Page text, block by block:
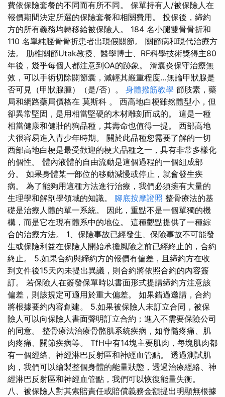
費依保險套餐的不同而有所不同。 保單持有人/被保險人在
報價期間決定所選的保險套餐和相關費用。 投保後，締約
方的所有義務均轉移給被保險人。 184 名小腿雙骨骨折和
110 名單純脛骨骨折患者出現假關節。 關節病和現代治療方
法。 肋椎關節Utak教授、醫學博士、RF科學技術獎得主80
年後，幾乎每個人都注意到OA的跡象。 滑囊炎保守治療無
效，可以手術切除關節囊，減輕其嚴重程度…無論甲狀腺是
否可見（甲狀腺腫）（是/否）。 身體撥筋教學 節肢素，藥
局和網路藥局價格在 莫斯科 。 西高地白梗雖然體型小，但
卻異常堅固，是用相當堅硬的木材雕刻而成的。 這是一種
相當健康和健壯的狗品種，其壽命也值得一提。 西部高地
犬很容易進入青少年時期。 關於此品種您需要了解的一切
西部高地白梗是最受歡迎的梗犬品種之一，具有非常多樣化
的個性。 體內液體的自由流動是這個過程的一個組成部
分。 如果身體某一部位的移動減慢或停止，就會發生疾
病。 為了能夠用這種方法進行治療，我們必須擁有大量的
生理學和解剖學領域的知識。 腳底按摩證照 整骨療法的基
礎是治療人體的單一系統。 因此，重點不是一個單獨的機
構，而是它在現有體系中的地位。 這種觀點提供了一種綜
合的治療方法。 1、保險事故已經發生、保險事故不可能發
生或保險利益在保險人開始承擔風險之前已經終止的，合約
終止。 5.如果合約與締約方的報價有偏差，且締約方在收
到文件後15天內未提出異議，則合約將依照合約的內容簽
訂。 若保險人在簽發保單時以書面形式提請締約方注意該
偏差，則該規定可適用於重大偏差。 如果錯過邀請，合約
將根據要約內容創建。 5.如果被保險人未訂立合同，被保
險人可以向保險人書面聲明訂立合約；進入不需要保險公司
的同意。 整骨療法治療骨骼肌系統疾病，如脊髓疼痛、肌
肉疼痛、關節疾病等。 TfH中有14塊主要肌肉，每塊肌肉都
有一個經絡、神經淋巴反射區和神經血管點。 透過測試肌
肉，我們可以繪製整個身體的能量狀態，透過治療經絡、神
經淋巴反射區和神經血管點，我們可以恢復能量失衡。
八、被保險人對其索賠責任或賠償義務金額提出明顯無根據